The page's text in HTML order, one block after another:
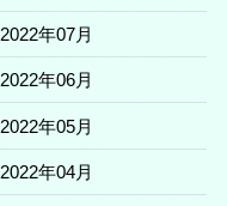
2022年07月
2022年06月
2022年05月
2022年04月